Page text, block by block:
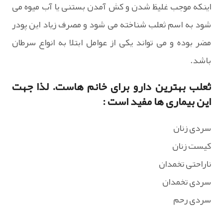
اینکه موجب غلیظ شدن و کش آمدن بستنی یا آب میوه می
شود به اسم ثعلب شناخته می شود و مصرف زیاد این پودر
مضر بوده و می تواند یکی از عوامل ابتلا به انواع سرطان
باشد.
ثعلب بهترین دارو برای خانم هاست. لذا جهت
این بیماری ها مفید است :
سردی زنان
کیست زنان
ناراحتی تخمدان
سردی تخمدان
سردی رحم